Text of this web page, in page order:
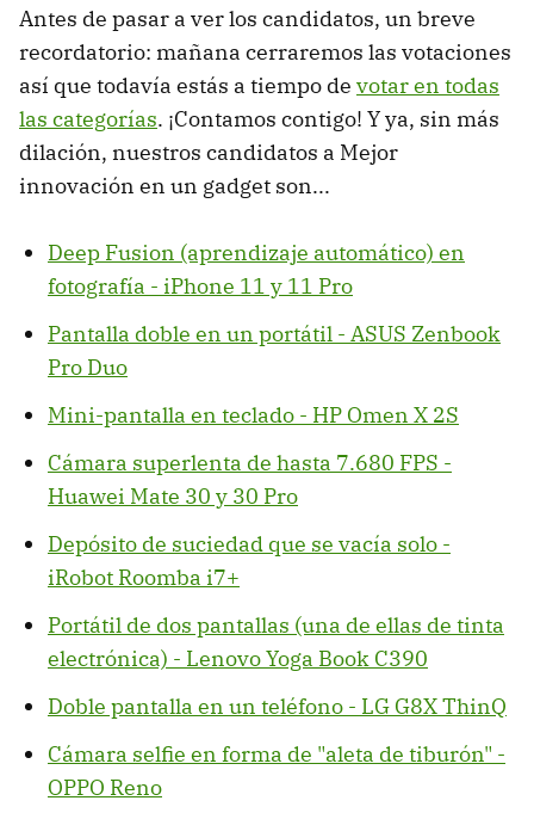
Antes de pasar a ver los candidatos, un breve
recordatorio: mañana cerraremos las votaciones
así que todavía estás a tiempo de votar en todas
las categorías. ¡Contamos contigo! Y ya, sin más
dilación, nuestros candidatos a Mejor
innovación en un gadget son...
Deep Fusion (aprendizaje automático) en
fotografía - iPhone 11 y 11 Pro
Pantalla doble en un portátil - ASUS Zenbook
Pro Duo
Mini-pantalla en teclado - HP Omen X 2S
Cámara superlenta de hasta 7.680 FPS -
Huawei Mate 30 y 30 Pro
Depósito de suciedad que se vacía solo -
iRobot Roomba i7+
Portátil de dos pantallas (una de ellas de tinta
electrónica) - Lenovo Yoga Book C390
Doble pantalla en un teléfono - LG G8X ThinQ
Cámara selfie en forma de "aleta de tiburón" -
OPPO Reno